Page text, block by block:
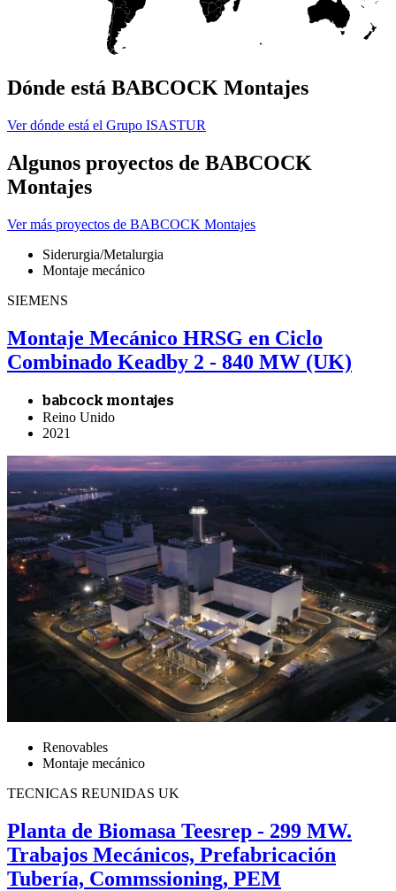
Dónde está BABCOCK Montajes
Ver dónde está el Grupo ISASTUR
Algunos proyectos de BABCOCK
Montajes
Ver más proyectos de BABCOCK Montajes
Siderurgia/Metalurgia
Montaje mecánico
SIEMENS
Montaje Mecánico HRSG en Ciclo
Combinado Keadby 2 - 840 MW (UK)
babcock montajes
Reino Unido
2021
Renovables
Montaje mecánico
TECNICAS REUNIDAS UK
Planta de Biomasa Teesrep - 299 MW.
Trabajos Mecánicos, Prefabricación
Tubería, Commssioning, PEM